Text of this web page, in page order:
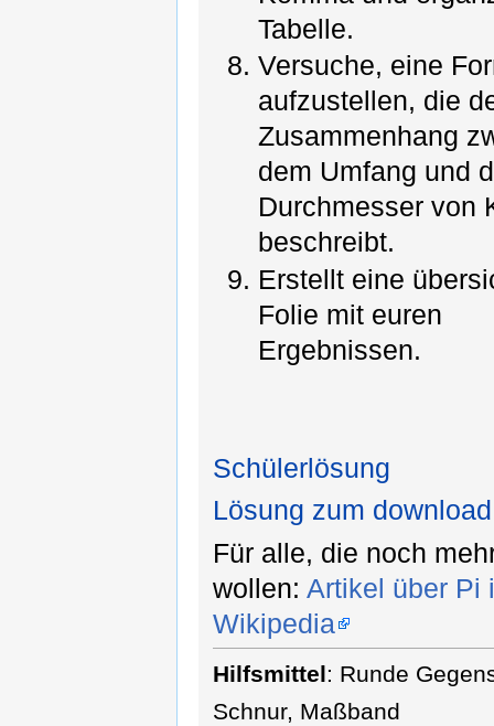
Tabelle.
Versuche, eine
aufzustellen, die
Zusammenhang
dem Umfang und
Durchmesser von
beschreibt.
Erstellt eine
Folie mit euren
Ergebnissen.
Schülerlösung
Lösung zum download
Für alle, die noch
wollen: Artikel über Pi
Wikipedia
Hilfsmittel: Runde
Schnur, Maßband